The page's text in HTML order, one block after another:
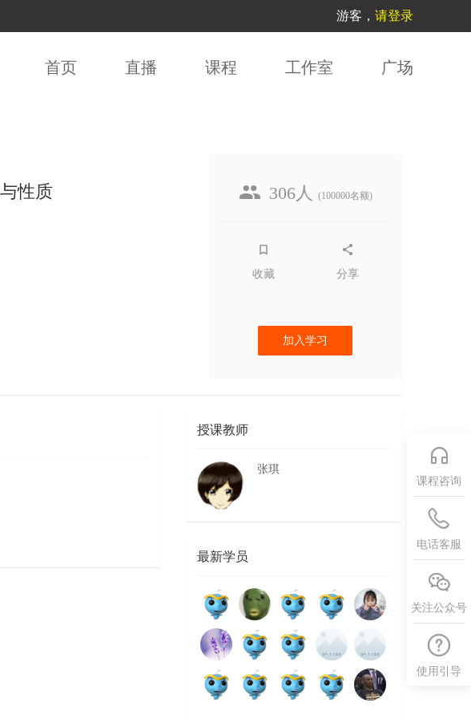
游客， 请登录
首页 直播 课程 工作室 广场
性质 306人 (100000名额)
收藏 分享
加入学习
授课教师
张琪
最新学员
课程咨询
电话客服
关注公众号
使用引导